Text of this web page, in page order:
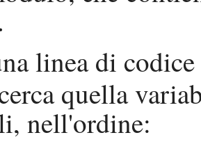
linea di
quella
nell'ordine: